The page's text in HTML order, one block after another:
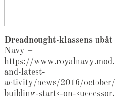
Dreadnought-klassens ubåt
Navy –
https://
and-latest-
activity/news/2016/
building-starts-on-